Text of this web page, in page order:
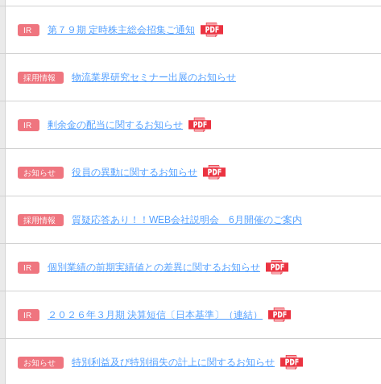
IR 第７９期 定時株主総会招集ご通知
採用情報 物流業界研究セミナー出展のお知らせ
IR 剰余金の配当に関するお知らせ
お知らせ 役員の異動に関するお知らせ
採用情報 質疑応答あり！！WEB会社説明会 6月開催のご案内
IR 個別業績の前期実績値との差異に関するお知らせ
IR ２０２６年３月期 決算短信〔日本基準〕（連結）
お知らせ 特別利益及び特別損失の計上に関するお知らせ